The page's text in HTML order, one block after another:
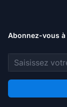
Abonnez-vous
Adresse e-mail